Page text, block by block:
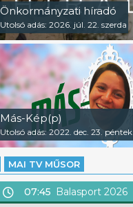
Önkormányzati híradó
Utolsó adás: 2026. júl. 22. szerda
Más-Kép(p)
Utolsó adás: 2022. dec. 23. péntek
MAI TV MŰSOR
07:45 Balasport 2026